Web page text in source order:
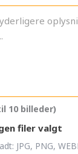
10 billeder)
filer valgt
JPG, PNG,